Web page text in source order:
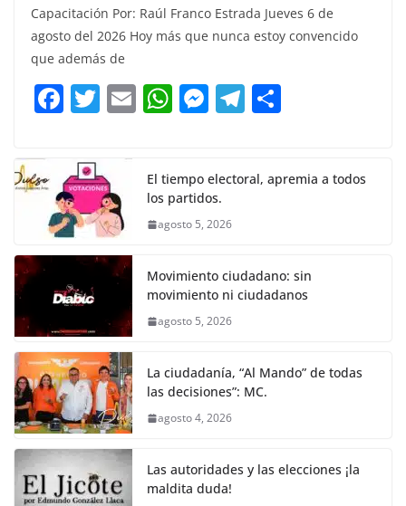
c
e
b
o
k
itt
er
ai at
A
p
ss
n
g
e
a
m
m
p
Capacitación Por: Raúl Franco Estrada Jueves 6 de
agosto del 2026 Hoy más que nunca estoy convencido
que además de
F
e
b
o
o
k
T
itt
er
E W
s
A
p
M
e
n
er
T
gr p
El tiempo electoral, apremia a todos
los partidos.
agosto 5, 2026
Movimiento ciudadano: sin
movimiento ni ciudadanos
agosto 5, 2026
La ciudadanía, “Al Mando” de todas
las decisiones”: MC.
agosto 4, 2026
Las autoridades y las elecciones ¡la
maldita duda!